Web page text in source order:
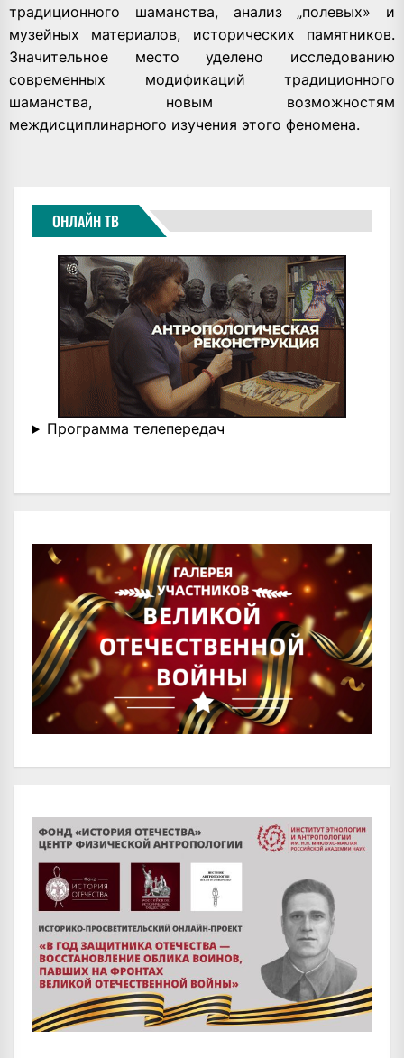
традиционного шаманства, анализ „полевых» и
музейных материалов, исторических памятников.
Значительное место уделено исследованию
современных модификаций традиционного
шаманства, новым возможностям
междисциплинарного изучения этого феномена.
ОНЛАЙН ТВ
Программа телепередач